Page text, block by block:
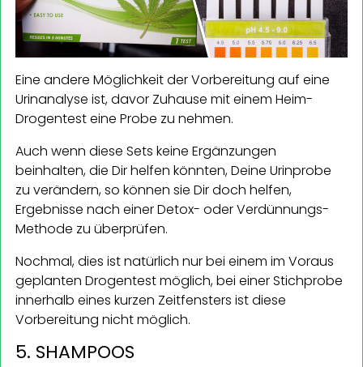
Eine andere Möglichkeit der Vorbereitung auf eine
Urinanalyse ist, davor Zuhause mit einem Heim-
Drogentest eine Probe zu nehmen.
Auch wenn diese Sets keine Ergänzungen
beinhalten, die Dir helfen könnten, Deine Urinprobe
zu verändern, so können sie Dir doch helfen,
Ergebnisse nach einer Detox- oder Verdünnungs-
Methode zu überprüfen.
Nochmal, dies ist natürlich nur bei einem im Voraus
geplanten Drogentest möglich, bei einer Stichprobe
innerhalb eines kurzen Zeitfensters ist diese
Vorbereitung nicht möglich.
5. SHAMPOOS